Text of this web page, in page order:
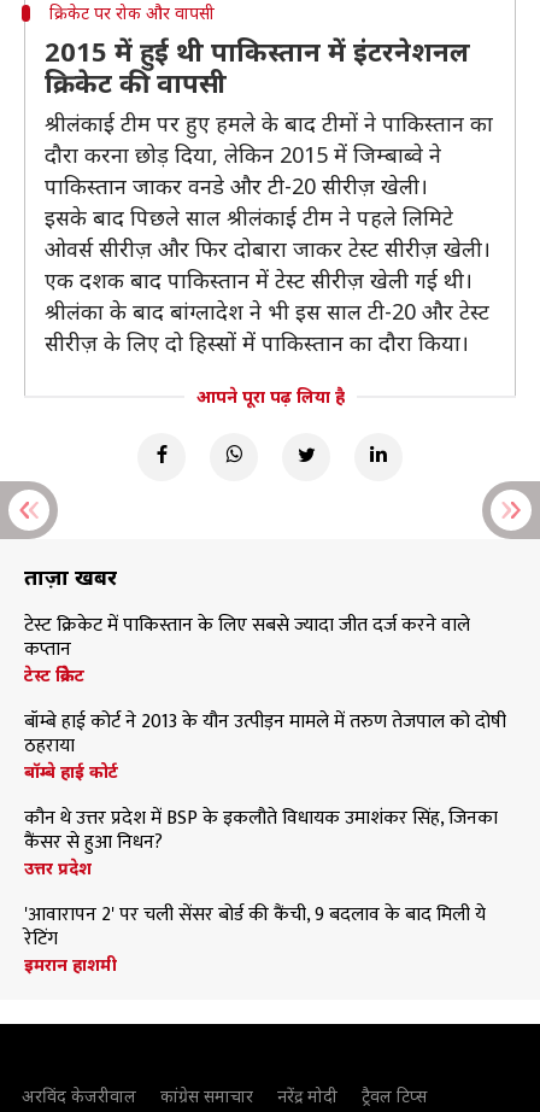
क्रिकेट पर रोक और वापसी
2015 में हुई थी पाकिस्तान में इंटरनेशनल
क्रिकेट की वापसी
श्रीलंकाई टीम पर हुए हमले के बाद टीमों ने पाकिस्तान का
दौरा करना छोड़ दिया, लेकिन 2015 में जिम्बाब्वे ने
पाकिस्तान जाकर वनडे और टी-20 सीरीज़ खेली।
इसके बाद पिछले साल श्रीलंकाई टीम ने पहले लिमिटे
ओवर्स सीरीज़ और फिर दोबारा जाकर टेस्ट सीरीज़ खेली।
एक दशक बाद पाकिस्तान में टेस्ट सीरीज़ खेली गई थी।
श्रीलंका के बाद बांग्लादेश ने भी इस साल टी-20 और टेस्ट
सीरीज़ के लिए दो हिस्सों में पाकिस्तान का दौरा किया।
आपने पूरा पढ़ लिया है
ताज़ा खबरें
टेस्ट क्रिकेट में पाकिस्तान के लिए सबसे ज्यादा जीत दर्ज करने वाले
कप्तान
टेस्ट क्रिकेट
बॉम्बे हाई कोर्ट ने 2013 के यौन उत्पीड़न मामले में तरुण तेजपाल को दोषी
ठहराया
बॉम्बे हाई कोर्ट
कौन थे उत्तर प्रदेश में BSP के इकलौते विधायक उमाशंकर सिंह, जिनका
कैंसर से हुआ निधन?
उत्तर प्रदेश
'आवारापन 2' पर चली सेंसर बोर्ड की कैंची, 9 बदलाव के बाद मिली ये
रेटिंग
इमरान हाशमी
अरविंद केजरीवाल कांग्रेस समाचार नरेंद्र मोदी
ट्रैवल टिप्स